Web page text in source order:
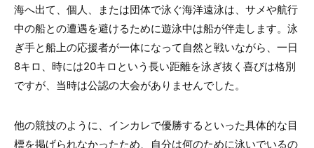
海へ出て、個人、または団体で泳ぐ海洋遠泳は、サメや航行
中の船との遭遇を避けるために遊泳中は船が伴走します。泳
ぎ手と船上の応援者が一体になって自然と戦いながら、一日
8キロ、時には20キロという長い距離を泳ぎ抜く喜びは格別
ですが、当時は公認の大会がありませんでした。
他の競技のように、インカレで優勝するといった具体的な目
標を掲げられなかったため、自分は何のために泳いでいるの